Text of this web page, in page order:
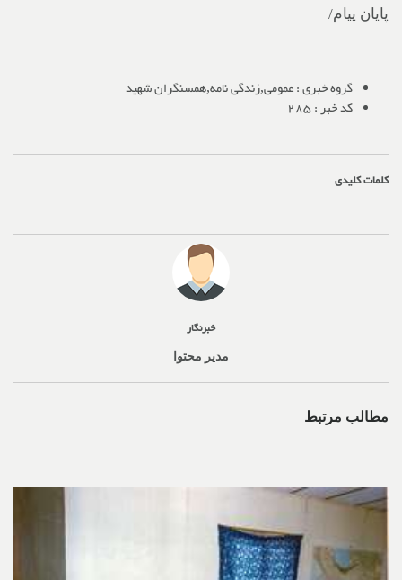
پایان پیام/
گروه خبری :عمومی,زندگی نامه,همسنگران شهید
کد خبر :285
کلمات کلیدی
خبرنگار
مدیر محتوا
مطالب مرتبط